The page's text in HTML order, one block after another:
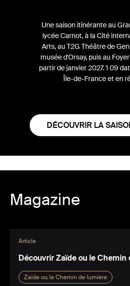
Une saison itinérante au
lycée Carnot, à la Cité
Arts, au T2G Théâtre de
musée d'Orsay, puis au
partir de janvier 2027. 1 09
Île-de-France et en
DÉCOUVRIR LA
Magazine
Article
Découvrir Zaïde ou le Chemin
Zaïde ou le Chemin de lumière